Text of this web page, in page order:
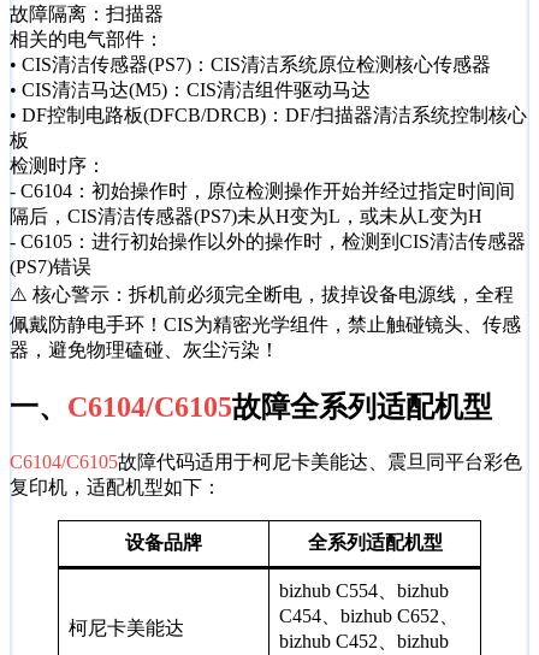
故障隔离：扫描器
相关的电气部件：
• CIS清洁传感器(PS7)：CIS清洁系统原位检测核心传感器
• CIS清洁马达(M5)：CIS清洁组件驱动马达
• DF控制电路板(DFCB/DRCB)：DF/扫描器清洁系统控制核心
板
检测时序：
- C6104：初始操作时，原位检测操作开始并经过指定时间间
隔后，CIS清洁传感器(PS7)未从H变为L，或未从L变为H
- C6105：进行初始操作以外的操作时，检测到CIS清洁传感器
(PS7)错误
⚠️ 核心警示：拆机前必须完全断电，拔掉设备电源线，全程
佩戴防静电手环！CIS为精密光学组件，禁止触碰镜头、传感
器，避免物理磕碰、灰尘污染！
一、 C6104/C6105故障全系列适配机型
C6104/C6105故障代码适用于柯尼卡美能达、震旦同平台彩色
复印机，适配机型如下：
设备品牌 全系列适配机型
柯尼卡美能达
bizhub C554、bizhub
C454、bizhub C652、
bizhub C452、bizhub